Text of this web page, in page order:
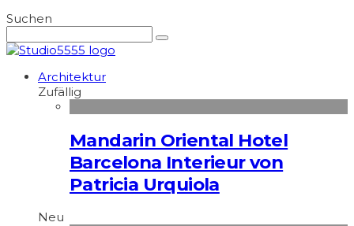
Suchen
Architektur
Zufällig
Mandarin Oriental Hotel
Barcelona Interieur von
Patricia Urquiola
Neu